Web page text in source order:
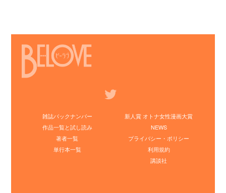
雑誌バックナンバー
作品一覧と試し読み
著者一覧
単行本一覧
新人賞 オトナ女性漫画大賞
NEWS
プライバシー・ポリシー
利用規約
講談社